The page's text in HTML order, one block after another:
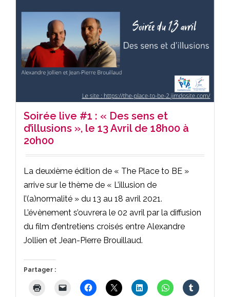
Soirée live #1 : « Des sens et
d’illusions », le 13 Avril de 18h00 à
20h00
La deuxième édition de « The Place to BE »
arrive sur le thème de « L’illusion de
l’(a)normalité » du 13 au 18 avril 2021.
L’évènement s’ouvrera le 02 avril par la diffusion
du film d’entretiens croisés entre Alexandre
Jollien et Jean-Pierre Brouillaud.
Partager :